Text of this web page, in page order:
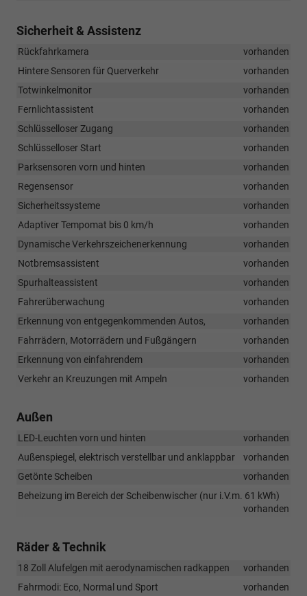
Sicherheit & Assistenz
Rückfahrkamera
vorhanden
Hintere Sensoren für Querverkehr
vorhanden
Totwinkelmonitor
vorhanden
Fernlichtassistent
vorhanden
Schlüsselloser Zugang
vorhanden
Schlüsselloser Start
vorhanden
Parksensoren vorn und hinten
vorhanden
Regensensor
vorhanden
Sicherheitssysteme
vorhanden
Adaptiver Tempomat bis 0 km/h
vorhanden
Dynamische Verkehrszeichenerkennung
vorhanden
Notbremsassistent
vorhanden
Spurhalteassistent
vorhanden
Fahrerüberwachung
vorhanden
Erkennung von entgegenkommenden Autos,
vorhanden
Fahrrädern, Motorrädern und Fußgängern
vorhanden
Erkennung von einfahrendem
vorhanden
Verkehr an Kreuzungen mit Ampeln
vorhanden
Außen
LED-Leuchten vorn und hinten
vorhanden
Außenspiegel, elektrisch verstellbar und anklappbar
vorhanden
Getönte Scheiben
vorhanden
Beheizung im Bereich der Scheibenwischer (nur i.V.m. 61 kWh)
vorhanden
Räder & Technik
18 Zoll Alufelgen mit aerodynamischen radkappen
vorhanden
Fahrmodi: Eco, Normal und Sport
vorhanden